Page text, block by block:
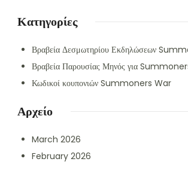
Κατηγορίες
Βραβεία Δεσμωτηρίου Εκδηλώσεων
Βραβεία Παρουσίας Μηνός για
Κωδικοί κουπονιών Summoners War
Αρχείο
March 2026
February 2026